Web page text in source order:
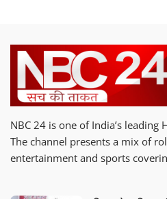
NBC 24 is one of India’s
The channel presents a mix of
entertainment and sports